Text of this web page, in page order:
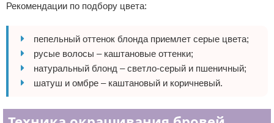
Рекомендации по подбору цвета:
пепельный оттенок блонда приемлет серые цвета;
русые волосы – каштановые оттенки;
натуральный блонд – светло-серый и пшеничный;
шатуш и омбре – каштановый и коричневый.